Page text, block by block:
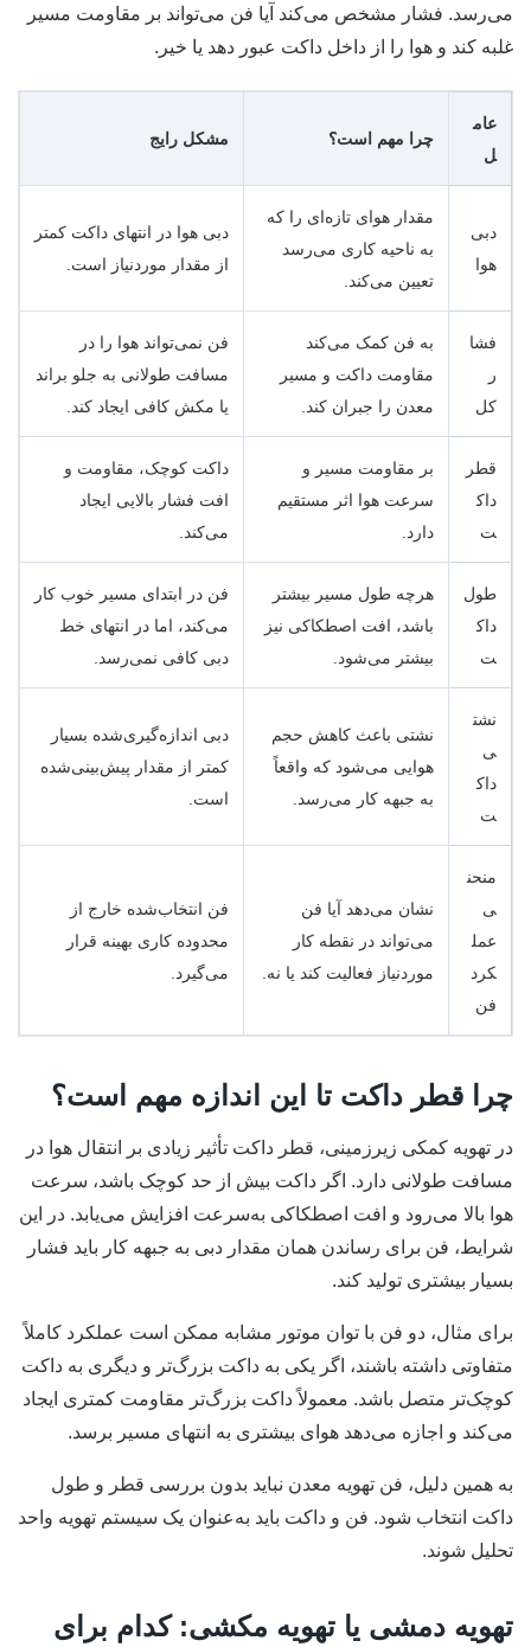
می‌رسد. فشار مشخص می‌کند آیا فن می‌تواند بر مقاومت مسیر
غلبه کند و هوا را از داخل داکت عبور دهد یا خیر.
عام
ل
چرا مهم است؟ مشکل رایج
دبی
هوا
مقدار هوای تازه‌ای را که
به ناحیه کاری می‌رسد
تعیین می‌کند.
دبی هوا در انتهای داکت کمتر
از مقدار موردنیاز است.
فشا
ر
کل
به فن کمک می‌کند
مقاومت داکت و مسیر
معدن را جبران کند.
فن نمی‌تواند هوا را در
مسافت طولانی به جلو براند
یا مکش کافی ایجاد کند.
قطر
داک
ت
بر مقاومت مسیر و
سرعت هوا اثر مستقیم
دارد.
داکت کوچک، مقاومت و
افت فشار بالایی ایجاد
می‌کند.
طول
داک
ت
هرچه طول مسیر بیشتر
باشد، افت اصطکاکی نیز
بیشتر می‌شود.
فن در ابتدای مسیر خوب کار
می‌کند، اما در انتهای خط
دبی کافی نمی‌رسد.
نشت
ی
داک
ت
نشتی باعث کاهش حجم
هوایی می‌شود که واقعاً
به جبهه کار می‌رسد.
دبی اندازه‌گیری‌شده بسیار
کمتر از مقدار پیش‌بینی‌شده
است.
منحن
ی
عمل
کرد
فن
نشان می‌دهد آیا فن
می‌تواند در نقطه کار
موردنیاز فعالیت کند یا نه.
فن انتخاب‌شده خارج از
محدوده کاری بهینه قرار
می‌گیرد.
چرا قطر داکت تا این اندازه مهم است؟
در تهویه کمکی زیرزمینی، قطر داکت تأثیر زیادی بر انتقال هوا در
مسافت طولانی دارد. اگر داکت بیش از حد کوچک باشد، سرعت
هوا بالا می‌رود و افت اصطکاکی به‌سرعت افزایش می‌یابد. در این
شرایط، فن برای رساندن همان مقدار دبی به جبهه کار باید فشار
بسیار بیشتری تولید کند.
برای مثال، دو فن با توان موتور مشابه ممکن است عملکرد کاملاً
متفاوتی داشته باشند، اگر یکی به داکت بزرگ‌تر و دیگری به داکت
کوچک‌تر متصل باشد. معمولاً داکت بزرگ‌تر مقاومت کمتری ایجاد
می‌کند و اجازه می‌دهد هوای بیشتری به انتهای مسیر برسد.
به همین دلیل، فن تهویه معدن نباید بدون بررسی قطر و طول
داکت انتخاب شود. فن و داکت باید به‌عنوان یک سیستم تهویه واحد
تحلیل شوند.
تهویه دمشی یا تهویه مکشی: کدام برای